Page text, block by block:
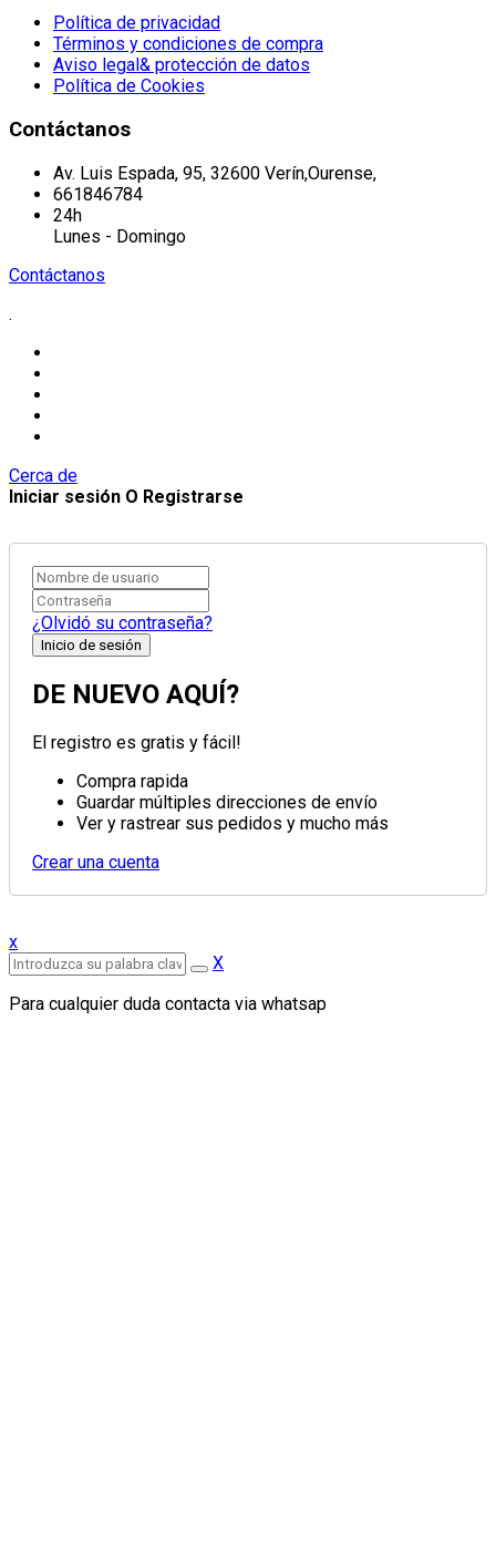
Política de privacidad
Términos y condiciones de compra
Aviso legal& protección de datos
Política de Cookies
Contáctanos
Av. Luis Espada, 95, 32600 Verín,Ourense,
661846784
24h
Lunes - Domingo
Contáctanos
.
Cerca de
Iniciar sesión O Registrarse
¿Olvidó su contraseña?
DE NUEVO AQUÍ?
El registro es gratis y fácil!
Compra rapida
Guardar múltiples direcciones de envío
Ver y rastrear sus pedidos y mucho más
Crear una cuenta
x
X
Para cualquier duda contacta via whatsap